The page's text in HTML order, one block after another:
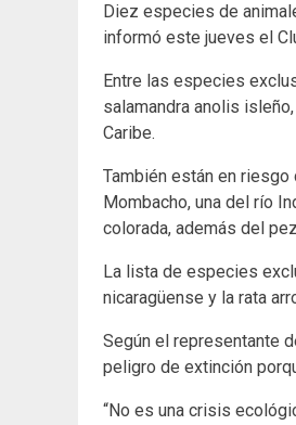
Diez especies de
informó este jueves el
Entre las especies
salamandra anolis
Caribe.
También están en
Mombacho, una del río
colorada, además del
La lista de especies
nicaragüense y la rata
Según el representante
peligro de extinción
“No es una crisis